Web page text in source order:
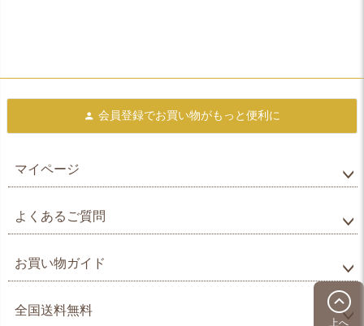
上へ
会員登録でお買い物がもっと便利に
マイページ
よくあるご質問
お買い物ガイド
全国送料無料